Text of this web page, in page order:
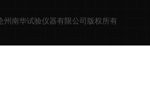
州南华试验仪器有限公司版权所有